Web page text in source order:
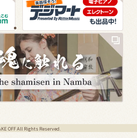
OFF All Rights Reserved.